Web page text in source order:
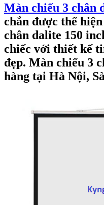
Màn chiếu 3 chân
chắn được thể
chân dalite 150
chiếc với thiết kế
đẹp. Màn chiếu 3
hàng tại Hà Nội,